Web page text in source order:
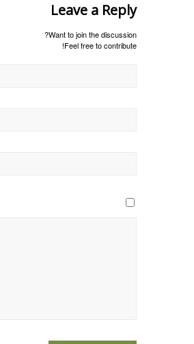
Leave a Reply
Want to join the discussion?
Feel free to contribute!